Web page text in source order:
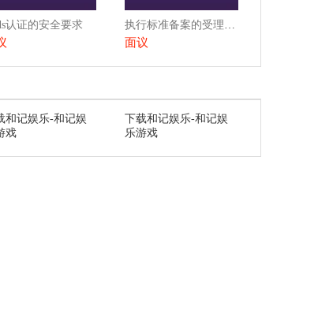
认证的安全要求 执行标准备案的受理机构
面议
和记娱乐-和记娱
戏
下载和记娱乐-和记娱
乐游戏